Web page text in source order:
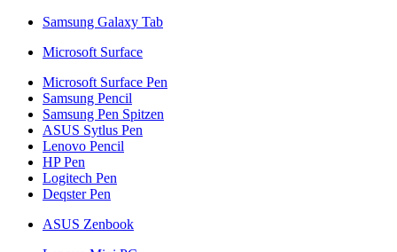
Samsung Galaxy Tab
Microsoft Surface
Microsoft Surface Pen
Samsung Pencil
Samsung Pen Spitzen
ASUS Sytlus Pen
Lenovo Pencil
HP Pen
Logitech Pen
Deqster Pen
ASUS Zenbook